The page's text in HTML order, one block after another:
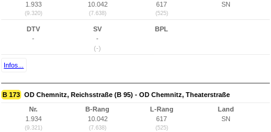
1.933
(9.320)
10.042
(7.638)
617
(525)
SN
DTV
-
SV
-
(-)
BPL
Infos...
B 173 OD Chemnitz, Reichsstraße (B 95) - OD Chemnitz, Theaterstraße
Nr.
1.934
(9.321)
B-Rang
10.042
(7.638)
L-Rang
617
(525)
Land
SN